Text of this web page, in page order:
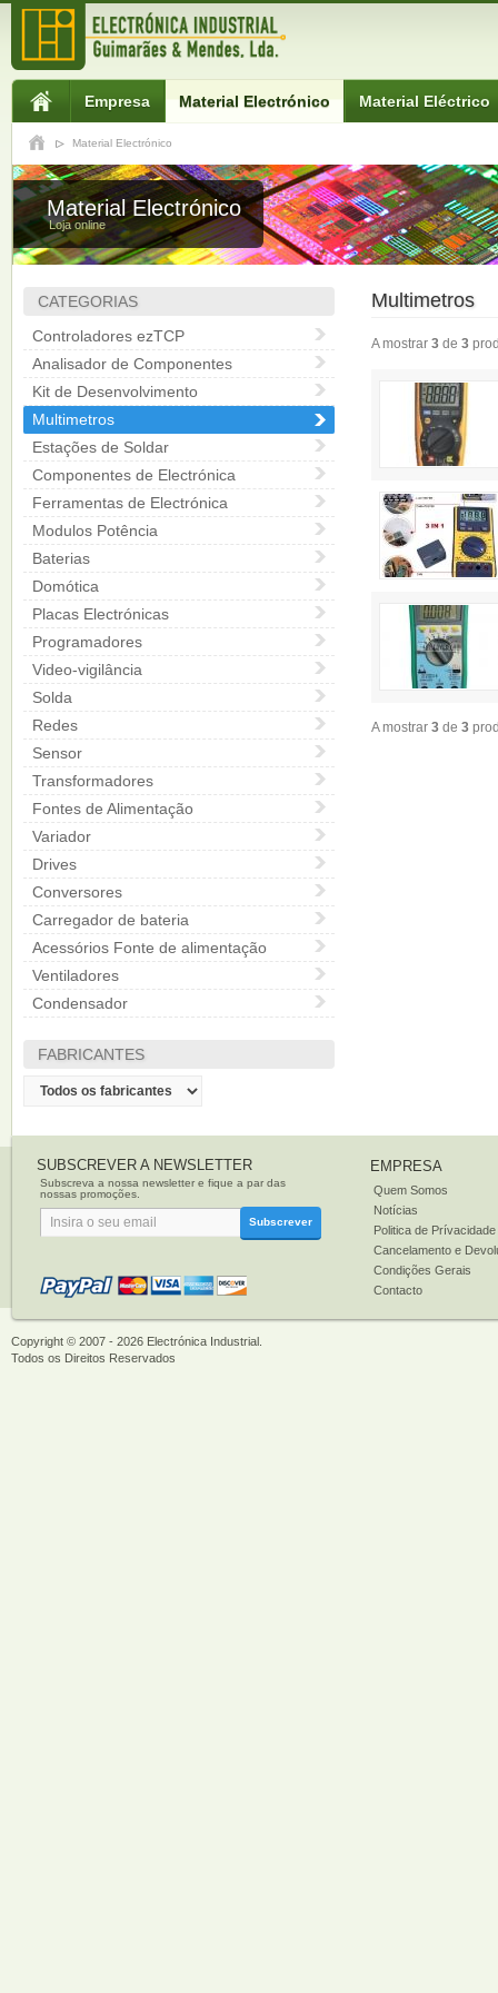
Empresa Material Electrónico Material Eléctrico
Material Electrónico
Material Electrónico
Loja online
CATEGORIAS
Controladores ezTCP
Analisador de Componentes
Kit de Desenvolvimento
Multimetros
Estações de Soldar
Componentes de Electrónica
Ferramentas de Electrónica
Modulos Potência
Baterias
Domótica
Placas Electrónicas
Programadores
Video-vigilância
Solda
Redes
Sensor
Transformadores
Fontes de Alimentação
Variador
Drives
Conversores
Carregador de bateria
Acessórios Fonte de alimentação
Ventiladores
Condensador
FABRICANTES
Multimetros
A mostrar 3 de 3
A mostrar 3 de 3
SUBSCREVER A NEWSLETTER
Subscreva a nossa newsletter e fique a par das
nossas promoções.
Subscrever
EMPRESA
Quem Somos
Notícias
Politica de Prívacidade
Cancelamento e
Condições Gerais
Contacto
Copyright © 2007 - 2026 Electrónica Industrial
Todos os Direitos Reservados